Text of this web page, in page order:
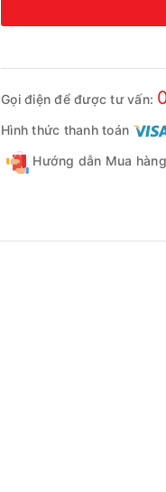
Gọi điện để được tư vấn:
Hình thức thanh toán
Hướng dẫn Mua hàng